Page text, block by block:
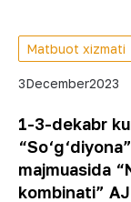
Matbuot xizmati
3December2023
1-3-dekabr
majmuasida
kombinati”